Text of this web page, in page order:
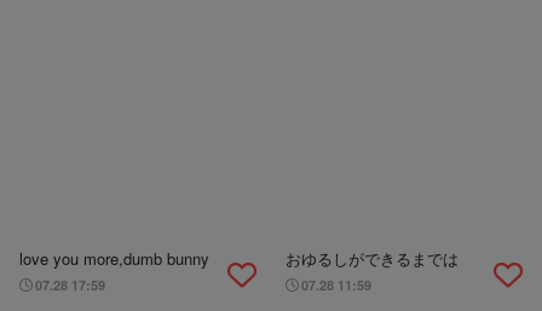
love you more,dumb bunny
07.28 17:59
おゆるしができるまでは
07.28 11:59